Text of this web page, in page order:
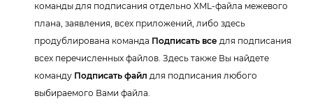
команды для подписания отдельно XML-файла межевого
плана, заявления, всех приложений, либо здесь
продублирована команда Подписать все для подписания
сех перечисленных файлов. Здесь также Вы найдете
команду Подписать файл для подписания любого
ыбираемого Вами файла.